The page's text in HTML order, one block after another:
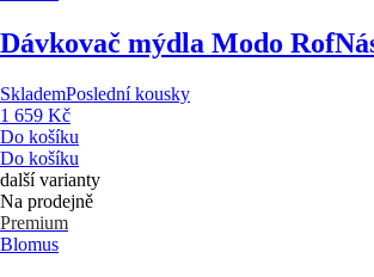
Dávkovač mýdla Modo Rof
SklademPoslední kousky
1 659 Kč
Do košíku
Do košíku
další varianty
Na prodejně
Premium
Blomus